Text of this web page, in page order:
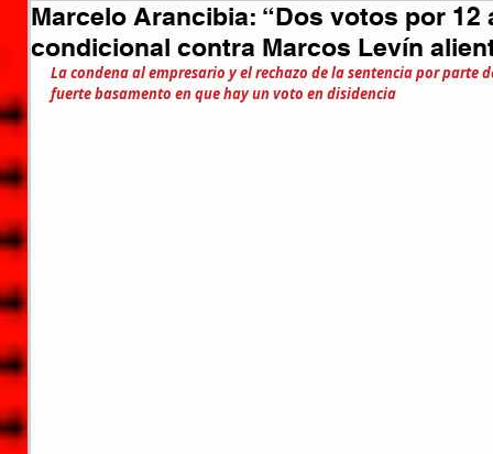
Marcelo Arancibia: “Dos votos por 12
condicional contra Marcos Levín
La condena al empresario y el rechazo de la sentencia por parte
fuerte basamento en que hay un voto en disidencia